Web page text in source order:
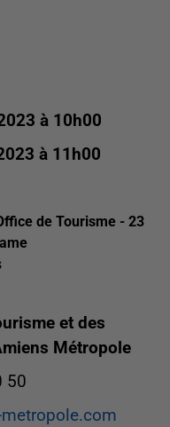
à 10h00
à 11h00
de Tourisme - 23
et des
Métropole
50